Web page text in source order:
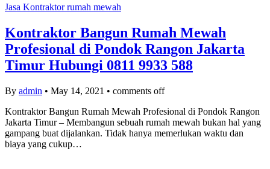
Jasa Kontraktor rumah mewah
Kontraktor Bangun Rumah Mewah
Profesional di Pondok Rangon Jakarta
Timur Hubungi 0811 9933 588
By admin • May 14, 2021 • comments off
Kontraktor Bangun Rumah Mewah Profesional di Pondok Rangon
Jakarta Timur – Membangun sebuah rumah mewah bukan hal yang
gampang buat dijalankan. Tidak hanya memerlukan waktu dan
biaya yang cukup…